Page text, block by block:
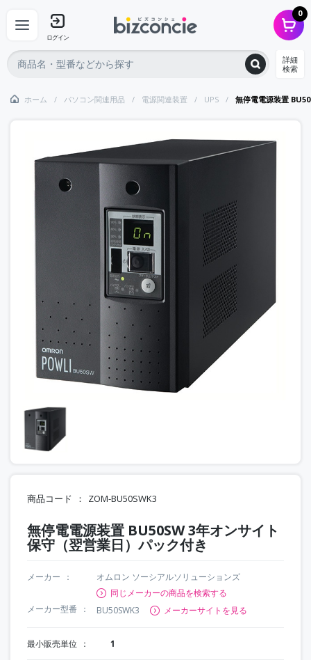
ログイン
0
詳細
検索
ホーム パソコン関連用品 電源関連装置 UPS 無停電電源装置
商品コード ZOM-BU50SWK3
無停電電源装置 BU50SW 3年オンサイト
保守（翌営業日）パック付き
メーカー
オムロン ソーシアルソリューションズ
同じメーカーの商品を検索する
メーカー型番
BU50SWK3 メーカーサイトを見る
最小販売単位 1